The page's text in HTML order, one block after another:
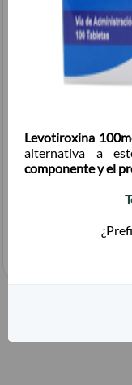
Cantidad:
Total + ISV(L. )
Levotiroxina
alternativa a
componente y el